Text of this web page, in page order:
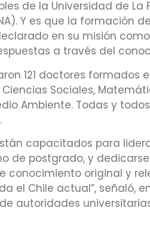
de la Universidad de
Y es que la formación
en su misión
a través del
121 doctores formados
Sociales,
Ambiente. Todas y
capacitados para
postgrado, y
conocimiento original y
el Chile actual”, señaló,
de autoridades